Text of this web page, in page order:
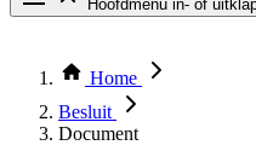
Hoofdmenu in- of
Thema COVID-19
Bekijk per bestuursorgaan
Home
Besluit
Document